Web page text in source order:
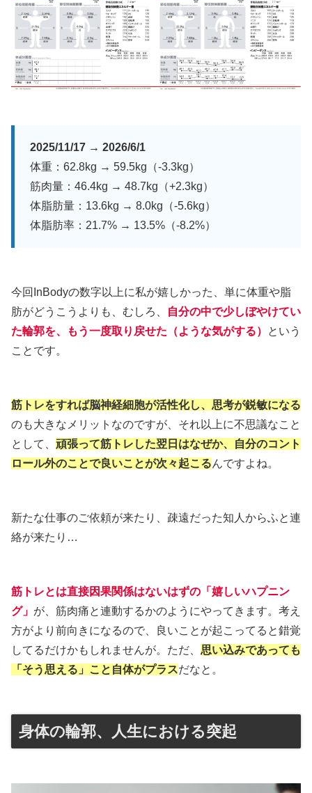
2025/11/17 → 2026/6/1
体重：62.8kg → 59.5kg（-3.3kg）
筋肉量：46.4kg → 48.7kg（+2.3kg）
体脂肪量：13.6kg → 8.0kg（-5.6kg）
体脂肪率：21.7% → 13.5%（-8.2%）
今回InBodyの数字以上に私が嬉しかった、単に体重や脂
肪がどうこうよりも、むしろ、
自分の中で少しぼやけてい
た輪郭を、もう一度取り戻せた （ような気がする）
という
ことです。
筋トレをすれば脳神経細胞が活性化し、思考が鋭敏になる
のも大きなメリットなのですが、それ以上に不思議なこと
として、 頑張って筋トレした翌日はなぜか、自分のコント
ロール外のことで良いことが次々起こるんですよね。
新たな仕事のご依頼が来たり、疎遠だった知人からふと連
絡が来たり…
筋トレとは直接因果関係はないはずの「嬉しいハプニン
グ」 が、筋肉痛と連動するかのようにやってきます。考え
方がより前向きになるので、良いことが起こってると錯覚
してるだけかもしれませんが。ただ、 思い込みであっても
「そう思える」こと自体がプラスだなと。
身体の輪郭、人生における突起